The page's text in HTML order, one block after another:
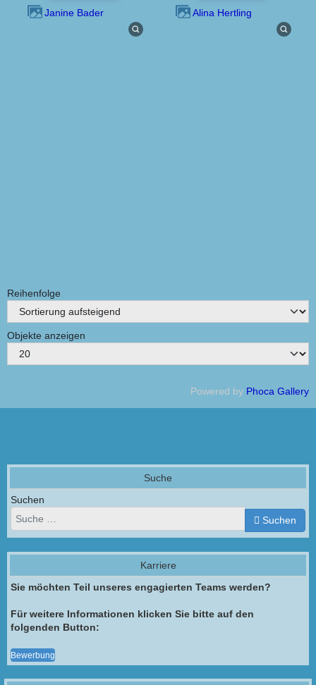
Janine Bader Alina Hertling
Reihenfolge
Objekte anzeigen
Powered by Phoca Gallery
Suche
Suchen
Suchen
Karriere
Sie möchten Teil unseres engagierten Teams werden?
Für weitere Informationen klicken Sie bitte auf den
folgenden Button:
Bewerbung